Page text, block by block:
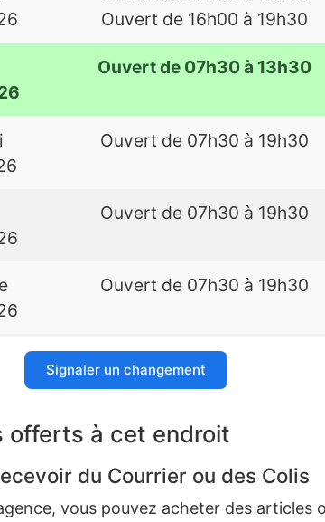
Ouvert de 16h00 à 19h30
Ouvert de 07h30 à 13h30
Ouvert de 07h30 à 19h30
Ouvert de 07h30 à 19h30
Ouvert de 07h30 à 19h30
Signaler un changement
offerts à cet endroit
du Courrier ou des Colis
vous pouvez acheter des articles